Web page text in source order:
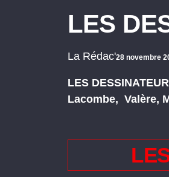
LES
La Rédac'28 novembre
LES
Lacombe, Valère,